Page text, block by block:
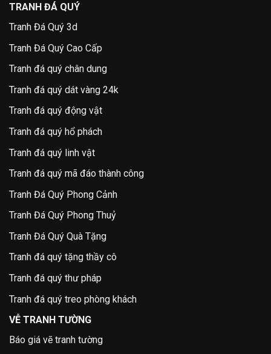
TRANH ĐÁ QUÝ
Tranh Đá Quý 3d
Tranh Đá Quý Cao Cấp
Tranh đá quý chân dung
Tranh đá quý dát vàng 24k
Tranh đá quý động vật
Tranh đá quý hổ phách
Tranh đá quý linh vật
Tranh đá quý mã đáo thành công
Tranh Đá Quý Phong Cảnh
Tranh Đá Quý Phong Thuỷ
Tranh Đá Quý Quà Tặng
Tranh đá quý tặng thầy cô
Tranh đá quý thư pháp
Tranh đá quý treo phòng khách
VỄ TRANH TƯỜNG
Báo giá vẽ tranh tường